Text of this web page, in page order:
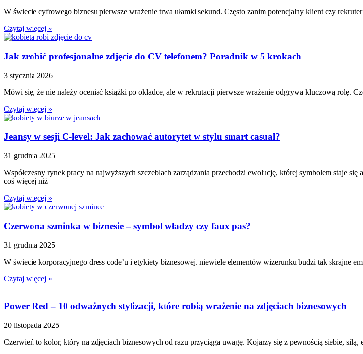
W świecie cyfrowego biznesu pierwsze wrażenie trwa ułamki sekund. Często zanim potencjalny klient czy
Czytaj więcej »
Jak zrobić profesjonalne zdjęcie do CV telefonem? Poradnik w 5 krokach
3 stycznia 2026
Mówi się, że nie należy oceniać książki po okładce, ale w rekrutacji pierwsze wrażenie odgrywa kluczową rolę.
Czytaj więcej »
Jeansy w sesji C-level: Jak zachować autorytet w stylu smart casual?
31 grudnia 2025
Współczesny rynek pracy na najwyższych szczeblach zarządzania przechodzi ewolucję, której symbolem staje
coś więcej niż
Czytaj więcej »
Czerwona szminka w biznesie – symbol władzy czy faux pas?
31 grudnia 2025
W świecie korporacyjnego dress code’u i etykiety biznesowej, niewiele elementów wizerunku budzi tak skrajne
Czytaj więcej »
Power Red – 10 odważnych stylizacji, które robią wrażenie na zdjęciach biznesowych
20 listopada 2025
Czerwień to kolor, który na zdjęciach biznesowych od razu przyciąga uwagę. Kojarzy się z pewnością siebie,